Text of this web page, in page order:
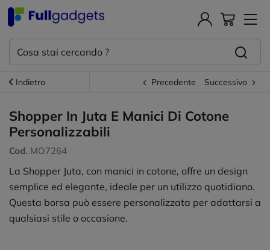
Indietro Precedente Successivo
Shopper In Juta E Manici Di Cotone
Personalizzabili
Cod. MO7264
La Shopper Juta, con manici in cotone, offre un design
semplice ed elegante, ideale per un utilizzo quotidiano.
Questa borsa può essere personalizzata per adattarsi a
qualsiasi stile o occasione.